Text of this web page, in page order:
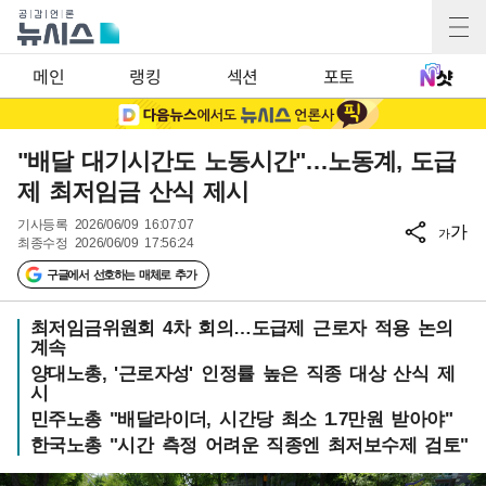
메인 랭킹 섹션 포토
"배달 대기시간도 노동시간"…노동계, 도급
제 최저임금 산식 제시
기사등록 2026/06/09 16:07:07
최종수정 2026/06/09 17:56:24
구글에서 선호하는 매체로 추가
가가
최저임금위원회 4차 회의…도급제 근로자 적용 논의
계속
양대노총, '근로자성' 인정률 높은 직종 대상 산식 제
시
민주노총 "배달라이더, 시간당 최소 1.7만원 받아야"
한국노총 "시간 측정 어려운 직종엔 최저보수제 검토"